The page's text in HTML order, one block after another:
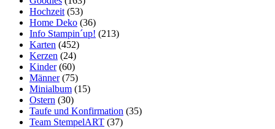
Hochzeit (53)
Home Deko (36)
Info Stampin´up! (213)
Karten (452)
Kerzen (24)
Kinder(60)
Männer(75)
Minialbum (15)
Ostern (30)
Taufe und Konfirmation (35)
Team StempelART (37)